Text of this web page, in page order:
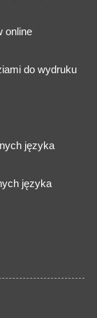
online
do wydruku
języka
języka